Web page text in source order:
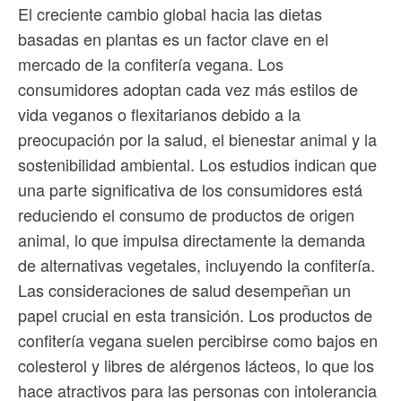
El creciente cambio global hacia las dietas
basadas en plantas es un factor clave en el
mercado de la confitería vegana. Los
consumidores adoptan cada vez más estilos de
vida veganos o flexitarianos debido a la
preocupación por la salud, el bienestar animal y la
sostenibilidad ambiental. Los estudios indican que
una parte significativa de los consumidores está
reduciendo el consumo de productos de origen
animal, lo que impulsa directamente la demanda
de alternativas vegetales, incluyendo la confitería.
Las consideraciones de salud desempeñan un
papel crucial en esta transición. Los productos de
confitería vegana suelen percibirse como bajos en
colesterol y libres de alérgenos lácteos, lo que los
hace atractivos para las personas con intolerancia